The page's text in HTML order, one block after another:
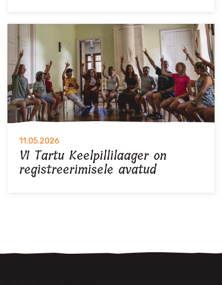
11.05.2026
VI Tartu Keelpillilaager on
registreerimisele avatud